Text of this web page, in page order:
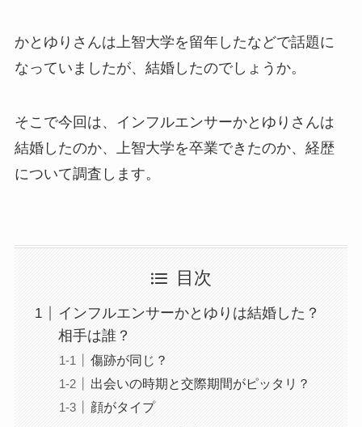
かとゆりさんは上智大学を留年したなどで話題に
なっていましたが、結婚したのでしょうか。
そこで今回は、インフルエンサーかとゆりさんは
結婚したのか、上智大学を卒業できたのか、経歴
について調査します。
目次
インフルエンサーかとゆりは結婚した？
相手は誰？
傷跡が同じ？
出会いの時期と交際期間がピッタリ？
顔がタイプ